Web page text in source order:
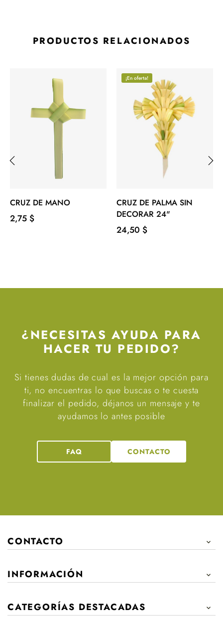
PRODUCTOS RELACIONADOS
CRUZ DE MANO
Precio
2,75 $
¡En oferta!
CRUZ DE PALMA SIN
DECORAR 24"
Precio
24,50 $
¿NECESITAS AYUDA PARA
HACER TU PEDIDO?
Si tienes dudas de cual es la mejor opción para
ti, no encuentras lo que buscas o te cuesta
finalizar el pedido, déjanos un mensaje y te
ayudamos lo antes posible
FAQ CONTACTO
CONTACTO 
INFORMACIÓN 
CATEGORÍAS DESTACADAS 